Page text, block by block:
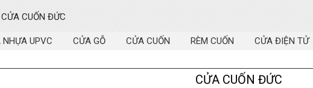
CỬA CUỐN ĐỨC
NHỰA UPVC CỬA GỖ CỬA CUỐN RÈM CUỐN CỬA ĐIỆN TỬ
CỬA CUỐN ĐỨC